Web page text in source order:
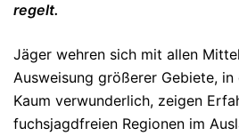
regelt.
Jäger wehren sich mit allen
Ausweisung größerer Gebiete,
Kaum verwunderlich, zeigen
fuchsjagdfreien Regionen im